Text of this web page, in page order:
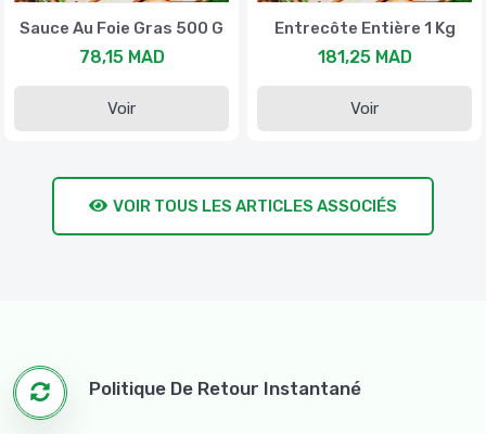
Sauce Au Foie Gras 500 G
78,15 MAD
Voir
Entrecôte Entière 1 Kg
181,25 MAD
Voir
VOIR TOUS LES ARTICLES ASSOCIÉS
Politique De Retour Instantané